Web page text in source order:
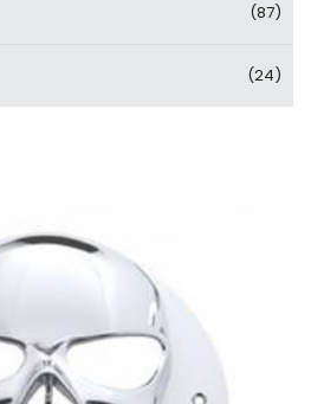
(87)
(24)